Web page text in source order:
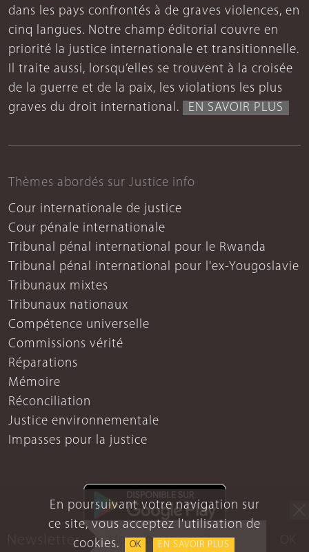
En poursuivant votre navigation sur
ce site, vous acceptez l'utilisation de
cookies.
OK EN SAVOIR PLUS
dans les pays confrontés à de graves violences, en
cinq langues. Notre champ éditorial couvre en
priorité la justice internationale et transitionnelle.
Il traite aussi, lorsqu’elles se trouvent à la croisée
de la guerre et de la paix, les violations les plus
graves du droit international.
EN SAVOIR PLUS
Thèmes abordés sur Justice info
Cour internationale de justice
Cour pénale internationale
Tribunal pénal international pour le Rwanda
Tribunal pénal international pour l'ex-Yougoslavie
Tribunaux mixtes
Tribunaux nationaux
Compétence universelle
Commissions vérité
Réparations
Mémoire
Réconciliation
Justice environnementale
Impasses pour la justice
Newsletter